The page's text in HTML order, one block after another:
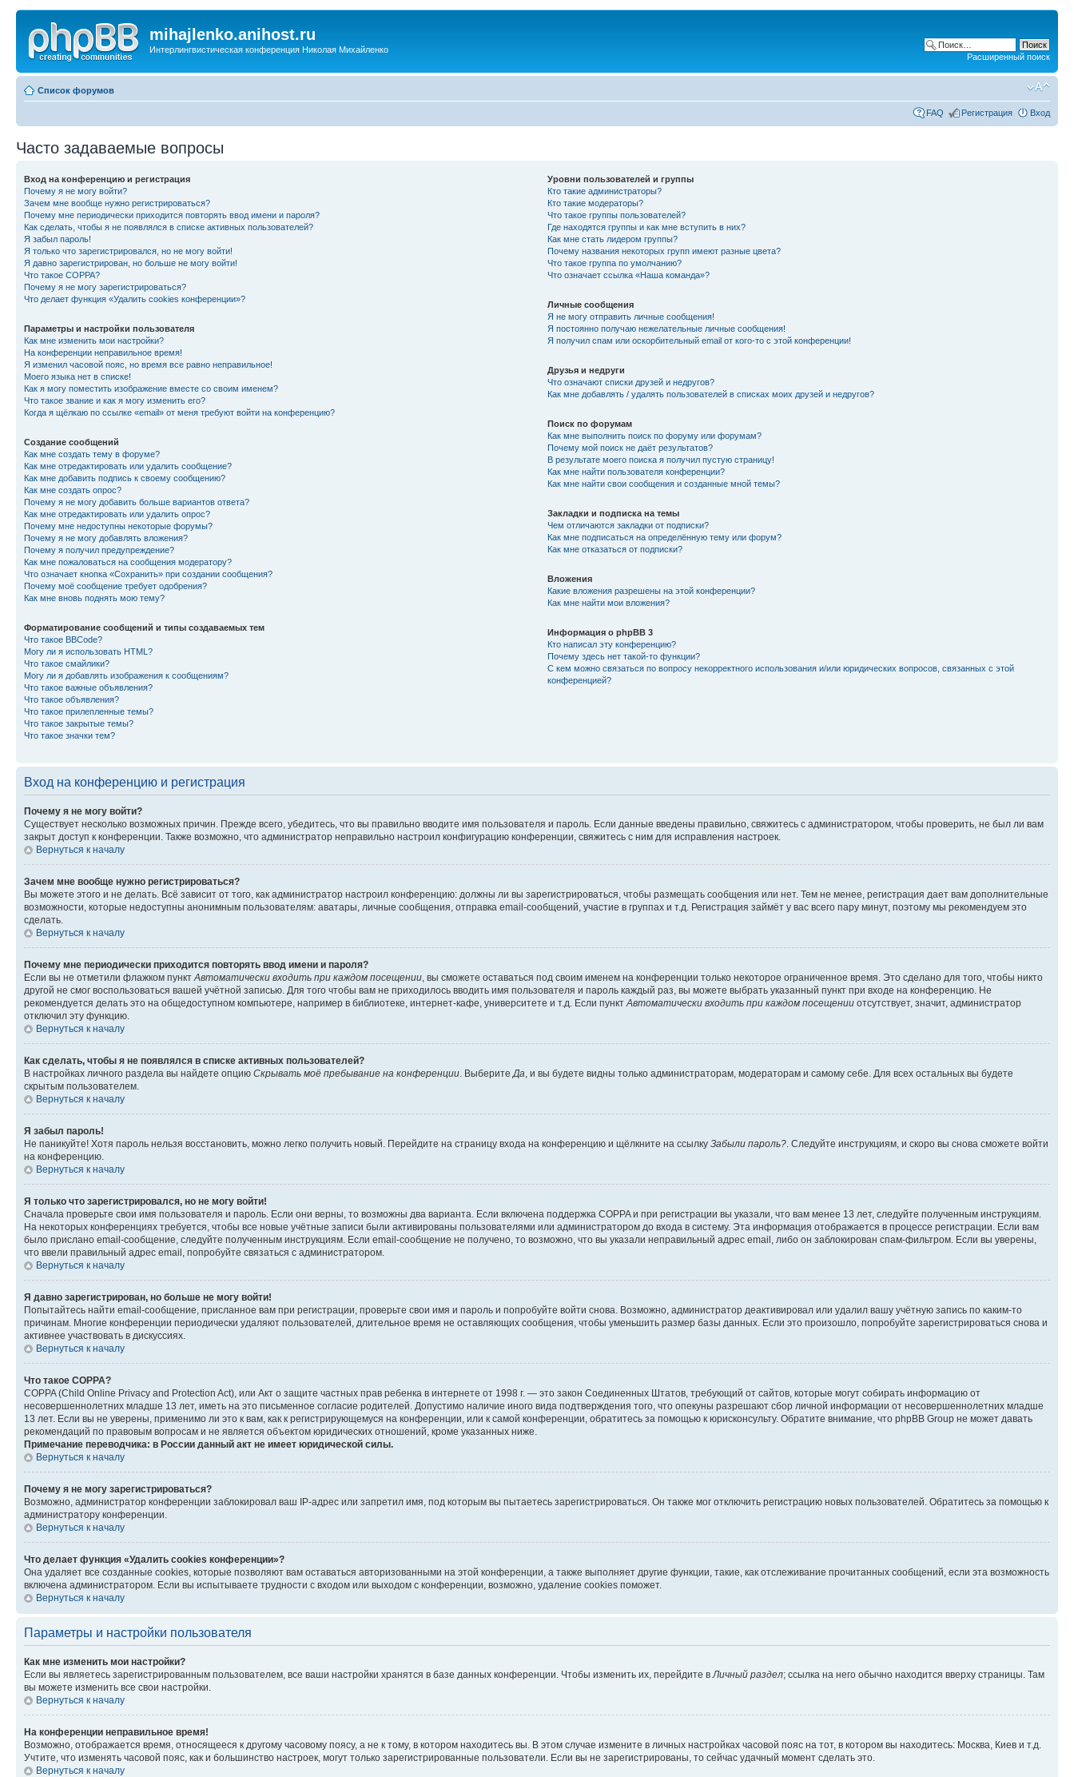
mihajlenko.anihost.ru
Интерлингвистическая конференция Николая Михайленко
Расширенный поиск
Список форумов
FAQ Регистрация Вход
Часто задаваемые вопросы
Вход на конференцию и регистрация
Почему я не могу войти?
Зачем мне вообще нужно регистрироваться?
Почему мне периодически приходится повторять ввод имени и пароля?
Как сделать, чтобы я не появлялся в списке активных пользователей?
Я забыл пароль!
Я только что зарегистрировался, но не могу войти!
Я давно зарегистрирован, но больше не могу войти!
Что такое COPPA?
Почему я не могу зарегистрироваться?
Что делает функция «Удалить cookies конференции»?
Параметры и настройки пользователя
Как мне изменить мои настройки?
На конференции неправильное время!
Я изменил часовой пояс, но время все равно неправильное!
Моего языка нет в списке!
Как я могу поместить изображение вместе со своим именем?
Что такое звание и как я могу изменить его?
Когда я щёлкаю по ссылке «email» от меня требуют войти на конференцию?
Создание сообщений
Как мне создать тему в форуме?
Как мне отредактировать или удалить сообщение?
Как мне добавить подпись к своему сообщению?
Как мне создать опрос?
Почему я не могу добавить больше вариантов ответа?
Как мне отредактировать или удалить опрос?
Почему мне недоступны некоторые форумы?
Почему я не могу добавлять вложения?
Почему я получил предупреждение?
Как мне пожаловаться на сообщения модератору?
Что означает кнопка «Сохранить» при создании сообщения?
Почему моё сообщение требует одобрения?
Как мне вновь поднять мою тему?
Форматирование сообщений и типы создаваемых тем
Что такое BBCode?
Могу ли я использовать HTML?
Что такое смайлики?
Могу ли я добавлять изображения к сообщениям?
Что такое важные объявления?
Что такое объявления?
Что такое прилепленные темы?
Что такое закрытые темы?
Что такое значки тем?
Уровни пользователей и группы
Кто такие администраторы?
Кто такие модераторы?
Что такое группы пользователей?
Где находятся группы и как мне вступить в них?
Как мне стать лидером группы?
Почему названия некоторых групп имеют разные цвета?
Что такое группа по умолчанию?
Что означает ссылка «Наша команда»?
Личные сообщения
Я не могу отправить личные сообщения!
Я постоянно получаю нежелательные личные сообщения!
Я получил спам или оскорбительный email от кого-то с этой конференции!
Друзья и недруги
Что означают списки друзей и недругов?
Как мне добавлять / удалять пользователей в списках моих друзей и недругов?
Поиск по форумам
Как мне выполнить поиск по форуму или форумам?
Почему мой поиск не даёт результатов?
В результате моего поиска я получил пустую страницу!
Как мне найти пользователя конференции?
Как мне найти свои сообщения и созданные мной темы?
Закладки и подписка на темы
Чем отличаются закладки от подписки?
Как мне подписаться на определённую тему или форум?
Как мне отказаться от подписки?
Вложения
Какие вложения разрешены на этой конференции?
Как мне найти мои вложения?
Информация о phpBB 3
Кто написал эту конференцию?
Почему здесь нет такой-то функции?
С кем можно связаться по вопросу некорректного использования и/или юридических вопросов, связанных с этой
конференцией?
Вход на конференцию и регистрация
Почему я не могу войти?
Существует несколько возможных причин. Прежде всего, убедитесь, что вы правильно вводите имя пользователя и пароль. Если данные введены правильно, свяжитесь с администратором, чтобы проверить, не был ли вам
закрыт доступ к конференции. Также возможно, что администратор неправильно настроил конфигурацию конференции, свяжитесь с ним для исправления настроек.
Вернуться к началу
Зачем мне вообще нужно регистрироваться?
Вы можете этого и не делать. Всё зависит от того, как администратор настроил конференцию: должны ли вы зарегистрироваться, чтобы размещать сообщения или нет. Тем не менее, регистрация дает вам дополнительные
возможности, которые недоступны анонимным пользователям: аватары, личные сообщения, отправка email-сообщений, участие в группах и т.д. Регистрация займёт у вас всего пару минут, поэтому мы рекомендуем это
сделать.
Вернуться к началу
Почему мне периодически приходится повторять ввод имени и пароля?
Если вы не отметили флажком пункт Автоматически входить при каждом посещении , вы сможете оставаться под своим именем на конференции только некоторое ограниченное время. Это сделано для того, чтобы никто
другой не смог воспользоваться вашей учётной записью. Для того чтобы вам не приходилось вводить имя пользователя и пароль каждый раз, вы можете выбрать указанный пункт при входе на конференцию. Не
рекомендуется делать это на общедоступном компьютере, например в библиотеке, интернет-кафе, университете и т.д. Если пункт Автоматически входить при каждом посещении отсутствует, значит, администратор
отключил эту функцию.
Вернуться к началу
Как сделать, чтобы я не появлялся в списке активных пользователей?
В настройках личного раздела вы найдете опцию Скрывать моё пребывание на конференции . Выберите Да , и вы будете видны только администраторам, модераторам и самому себе. Для всех остальных вы будете
скрытым пользователем.
Вернуться к началу
Я забыл пароль!
Не паникуйте! Хотя пароль нельзя восстановить, можно легко получить новый. Перейдите на страницу входа на конференцию и щёлкните на ссылку Забыли пароль? . Следуйте инструкциям, и скоро вы снова сможете войти
на конференцию.
Вернуться к началу
Я только что зарегистрировался, но не могу войти!
Сначала проверьте свои имя пользователя и пароль. Если они верны, то возможны два варианта. Если включена поддержка COPPA и при регистрации вы указали, что вам менее 13 лет, следуйте полученным инструкциям.
На некоторых конференциях требуется, чтобы все новые учётные записи были активированы пользователями или администратором до входа в систему. Эта информация отображается в процессе регистрации. Если вам
было прислано email-сообщение, следуйте полученным инструкциям. Если email-сообщение не получено, то возможно, что вы указали неправильный адрес email, либо он заблокирован спам-фильтром. Если вы уверены,
что ввели правильный адрес email, попробуйте связаться с администратором.
Вернуться к началу
Я давно зарегистрирован, но больше не могу войти!
Попытайтесь найти email-сообщение, присланное вам при регистрации, проверьте свои имя и пароль и попробуйте войти снова. Возможно, администратор деактивировал или удалил вашу учётную запись по каким-то
причинам. Многие конференции периодически удаляют пользователей, длительное время не оставляющих сообщения, чтобы уменьшить размер базы данных. Если это произошло, попробуйте зарегистрироваться снова и
активнее участвовать в дискуссиях.
Вернуться к началу
Что такое COPPA?
COPPA (Child Online Privacy and Protection Act), или Акт о защите частных прав ребенка в интернете от 1998 г. — это закон Соединенных Штатов, требующий от сайтов, которые могут собирать информацию от
несовершеннолетних младше 13 лет, иметь на это письменное согласие родителей. Допустимо наличие иного вида подтверждения того, что опекуны разрешают сбор личной информации от несовершеннолетних младше
13 лет. Если вы не уверены, применимо ли это к вам, как к регистрирующемуся на конференции, или к самой конференции, обратитесь за помощью к юрисконсульту. Обратите внимание, что phpBB Group не может давать
рекомендаций по правовым вопросам и не является объектом юридических отношений, кроме указанных ниже.
Примечание переводчика: в России данный акт не имеет юридической силы.
Вернуться к началу
Почему я не могу зарегистрироваться?
Возможно, администратор конференции заблокировал ваш IP-адрес или запретил имя, под которым вы пытаетесь зарегистрироваться. Он также мог отключить регистрацию новых пользователей. Обратитесь за помощью к
администратору конференции.
Вернуться к началу
Что делает функция «Удалить cookies конференции»?
Она удаляет все созданные cookies, которые позволяют вам оставаться авторизованными на этой конференции, а также выполняет другие функции, такие, как отслеживание прочитанных сообщений, если эта возможность
включена администратором. Если вы испытываете трудности с входом или выходом с конференции, возможно, удаление cookies поможет.
Вернуться к началу
Параметры и настройки пользователя
Как мне изменить мои настройки?
Если вы являетесь зарегистрированным пользователем, все ваши настройки хранятся в базе данных конференции. Чтобы изменить их, перейдите в Личный раздел; ссылка на него обычно находится вверху страницы. Там
вы можете изменить все свои настройки.
Вернуться к началу
На конференции неправильное время!
Возможно, отображается время, относящееся к другому часовому поясу, а не к тому, в котором находитесь вы. В этом случае измените в личных настройках часовой пояс на тот, в котором вы находитесь: Москва, Киев и т.д.
Учтите, что изменять часовой пояс, как и большинство настроек, могут только зарегистрированные пользователи. Если вы не зарегистрированы, то сейчас удачный момент сделать это.
Вернуться к началу